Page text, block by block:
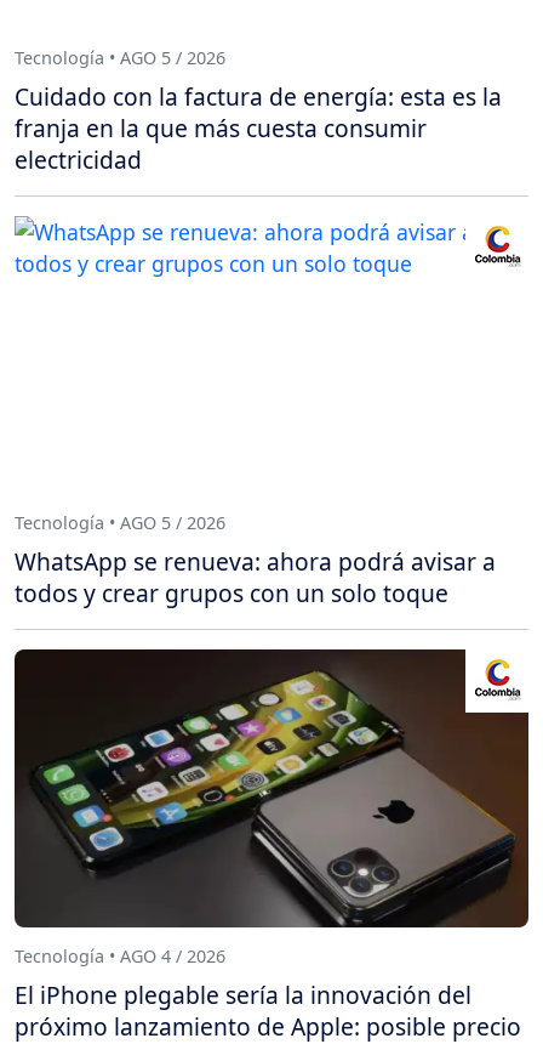
Tecnología • AGO 5 / 2026
Cuidado con la factura de energía: esta es la
franja en la que más cuesta consumir
electricidad
Tecnología • AGO 5 / 2026
WhatsApp se renueva: ahora podrá avisar a
todos y crear grupos con un solo toque
Tecnología • AGO 4 / 2026
El iPhone plegable sería la innovación del
próximo lanzamiento de Apple: posible precio